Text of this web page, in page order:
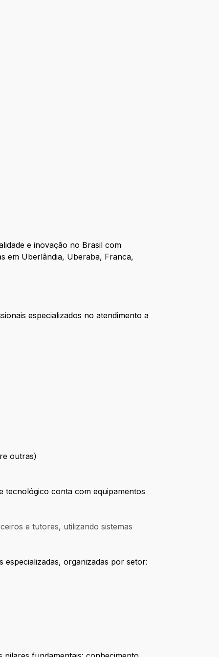
e inovação no Brasil com
em Uberlândia, Uberaba, Franca,
especializados no atendimento a
outras)
tecnológico conta com equipamentos
e tutores, utilizando sistemas
especializadas, organizadas por setor: